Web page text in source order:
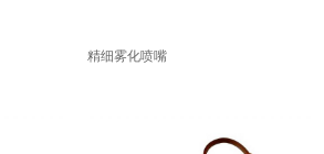
精细雾化喷嘴